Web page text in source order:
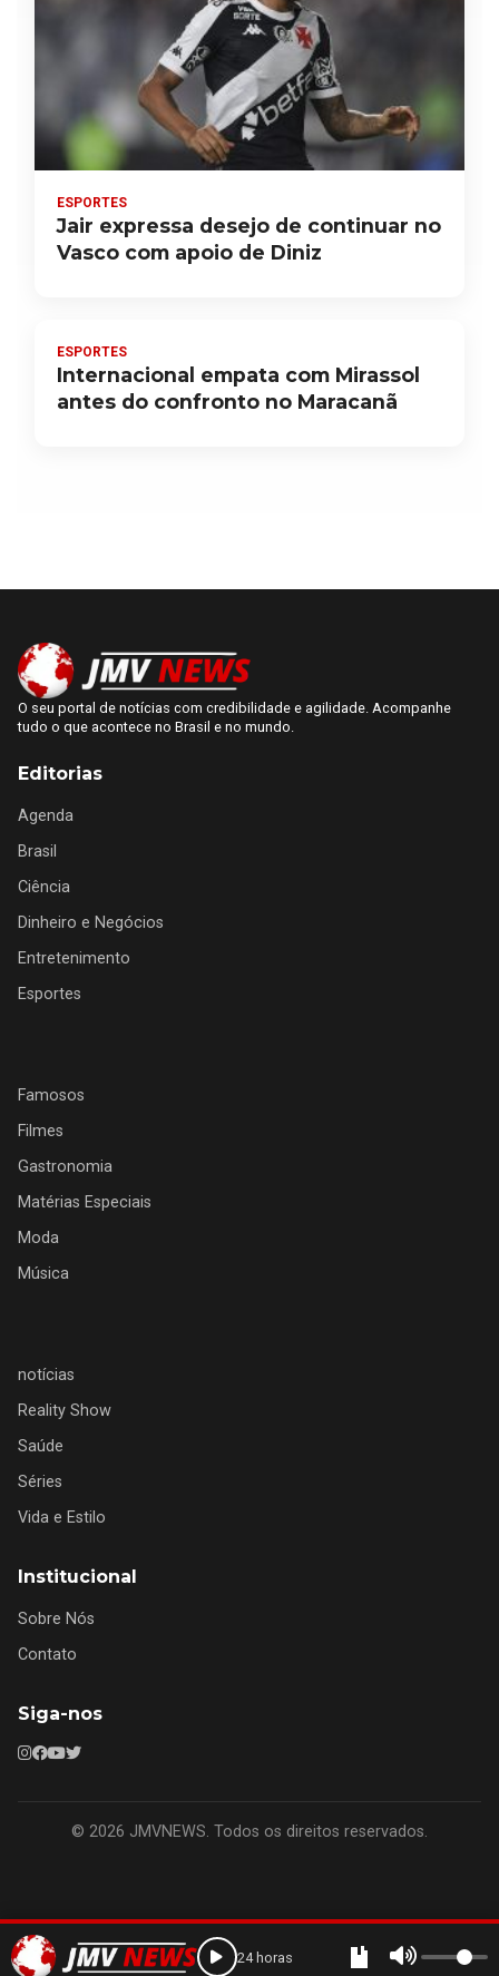
24 horas
ESPORTES
Jair expressa desejo de continuar no
Vasco com apoio de Diniz
ESPORTES
Internacional empata com Mirassol
antes do confronto no Maracanã
O seu portal de notícias com credibilidade e agilidade. Acompanhe
tudo o que acontece no Brasil e no mundo.
Editorias
Agenda
Brasil
Ciência
Dinheiro e Negócios
Entretenimento
Esportes
Famosos
Filmes
Gastronomia
Matérias Especiais
Moda
Música
notícias
Reality Show
Saúde
Séries
Vida e Estilo
Institucional
Sobre Nós
Contato
Siga-nos
© 2026 JMVNEWS. Todos os direitos reservados.